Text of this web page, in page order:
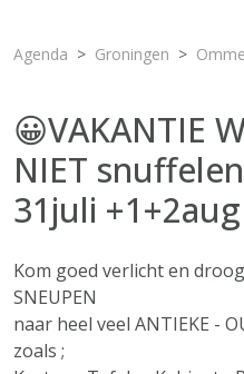
Agenda Groningen
😀VAKANTIE
NIET
31juli +1+2aug
Kom goed verlicht en
SNEUPEN
naar heel veel ANTIEKE -
zoals ;